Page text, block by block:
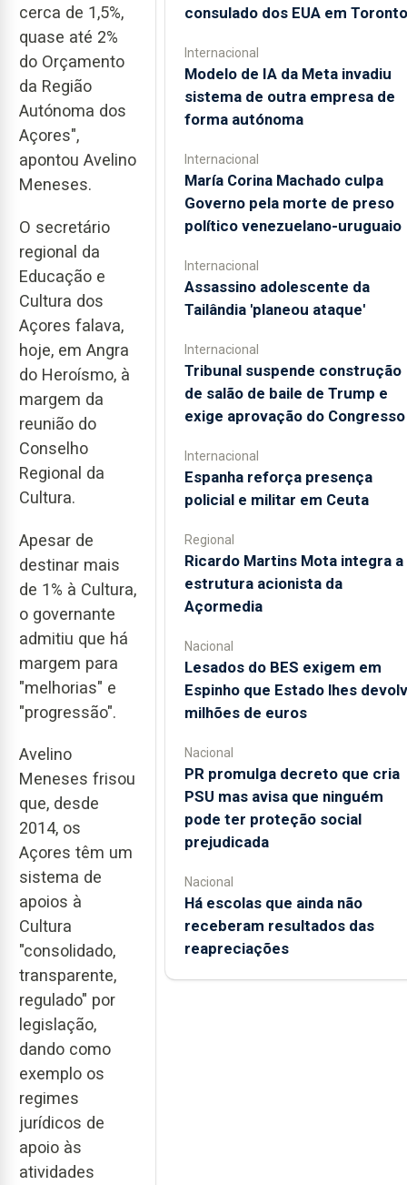
cerca de 1,5%,
quase até 2%
do Orçamento
da Região
Autónoma dos
Açores",
apontou Avelino
Meneses.
O secretário
regional da
Educação e
Cultura dos
Açores falava,
hoje, em Angra
do Heroísmo, à
margem da
reunião do
Conselho
Regional da
Cultura.
Apesar de
destinar mais
de 1% à Cultura,
o governante
admitiu que há
margem para
"melhorias" e
"progressão".
Avelino
Meneses frisou
que, desde
2014, os
Açores têm um
sistema de
apoios à
Cultura
"consolidado,
transparente,
regulado" por
legislação,
dando como
exemplo os
regimes
jurídicos de
apoio às
atividades
consulado dos EUA em Toronto
Internacional
Modelo de IA da Meta invadiu
sistema de outra empresa de
forma autónoma
Internacional
María Corina Machado culpa
Governo pela morte de preso
político venezuelano-uruguaio
Internacional
Assassino adolescente da
Tailândia 'planeou ataque'
Internacional
Tribunal suspende construção
de salão de baile de Trump e
exige aprovação do Congresso
Internacional
Espanha reforça presença
policial e militar em Ceuta
Regional
Ricardo Martins Mota integra a
estrutura acionista da
Açormedia
Nacional
Lesados do BES exigem em
Espinho que Estado lhes
milhões de euros
Nacional
PR promulga decreto que cria
PSU mas avisa que ninguém
pode ter proteção social
prejudicada
Nacional
Há escolas que ainda não
receberam resultados das
reapreciações